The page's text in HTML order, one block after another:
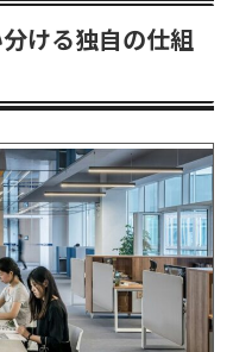
ける独自の仕組